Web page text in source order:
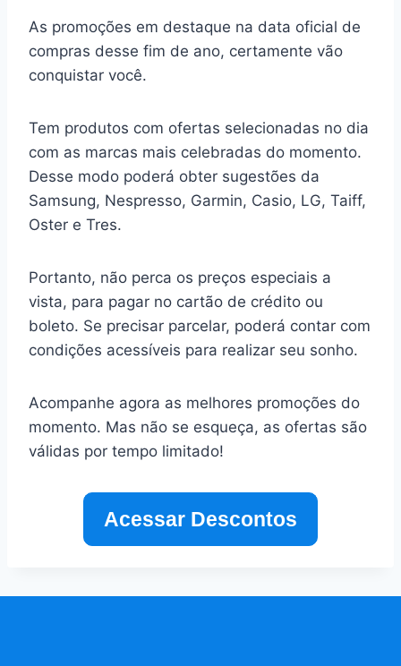
As promoções em destaque na data oficial de
compras desse fim de ano, certamente vão
conquistar você.
Tem produtos com ofertas selecionadas no dia
com as marcas mais celebradas do momento.
Desse modo poderá obter sugestões da
Samsung, Nespresso, Garmin, Casio, LG, Taiff,
Oster e Tres.
Portanto, não perca os preços especiais a
vista, para pagar no cartão de crédito ou
boleto. Se precisar parcelar, poderá contar com
condições acessíveis para realizar seu sonho.
Acompanhe agora as melhores promoções do
momento. Mas não se esqueça, as ofertas são
válidas por tempo limitado!
Acessar Descontos